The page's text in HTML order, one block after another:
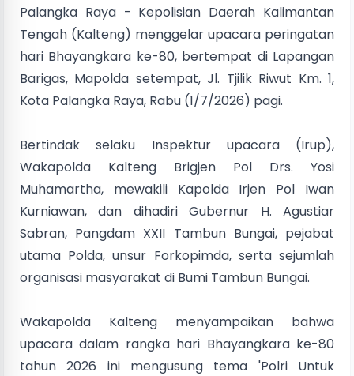
Palangka Raya - Kepolisian Daerah Kalimantan
Tengah (Kalteng) menggelar upacara peringatan
hari Bhayangkara ke-80, bertempat di Lapangan
Barigas, Mapolda setempat, Jl. Tjilik Riwut Km. 1,
Kota Palangka Raya, Rabu (1/7/2026) pagi.
Bertindak selaku Inspektur upacara (Irup),
Wakapolda Kalteng Brigjen Pol Drs. Yosi
Muhamartha, mewakili Kapolda Irjen Pol Iwan
Kurniawan, dan dihadiri Gubernur H. Agustiar
Sabran, Pangdam XXII Tambun Bungai, pejabat
utama Polda, unsur Forkopimda, serta sejumlah
organisasi masyarakat di Bumi Tambun Bungai.
Wakapolda Kalteng menyampaikan bahwa
upacara dalam rangka hari Bhayangkara ke-80
tahun 2026 ini mengusung tema 'Polri Untuk